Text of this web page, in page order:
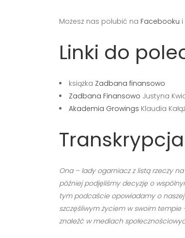
Możesz nas polubić na Facebooku i
Linki do
książka Zadbana finansowo
Zadbana Finansowo Justyna
Akademia Growings Klaudia
Ona – lady ogarniacz z listą rzeczy
później podjęliśmy decyzję o
tym podcaście opowiadamy o naszej
szczęśliwym życiem w swoim tempie
znaleźć w mediach